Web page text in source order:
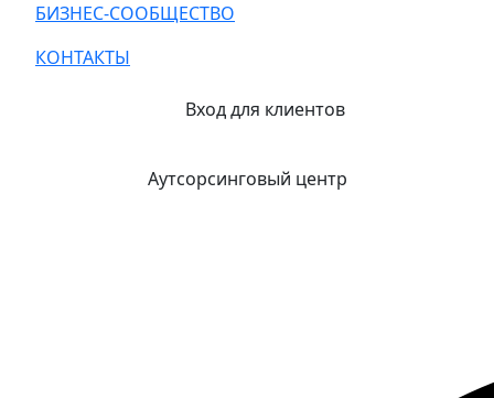
БИЗНЕС-СООБЩЕСТВО
КОНТАКТЫ
Вход для клиентов
Аутсорсинговый центр